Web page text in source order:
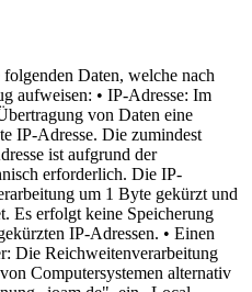
Daten, welche nach
aufweisen: • IP-Adresse: Im
von Daten eine
IP-Adresse. Die zumindest
ist aufgrund der
erforderlich. Die IP-
um 1 Byte gekürzt und
Es erfolgt keine Speicherung
IP-Adressen. • Einen
Die Reichweitenverarbeitung
Computersystemen alternativ